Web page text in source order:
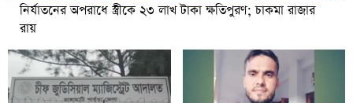
নির্যাতনের অপরাধে স্ত্রীকে ২৩ লাখ টাকা ক্ষতিপুরণ; চাকমা রাজার
রায়